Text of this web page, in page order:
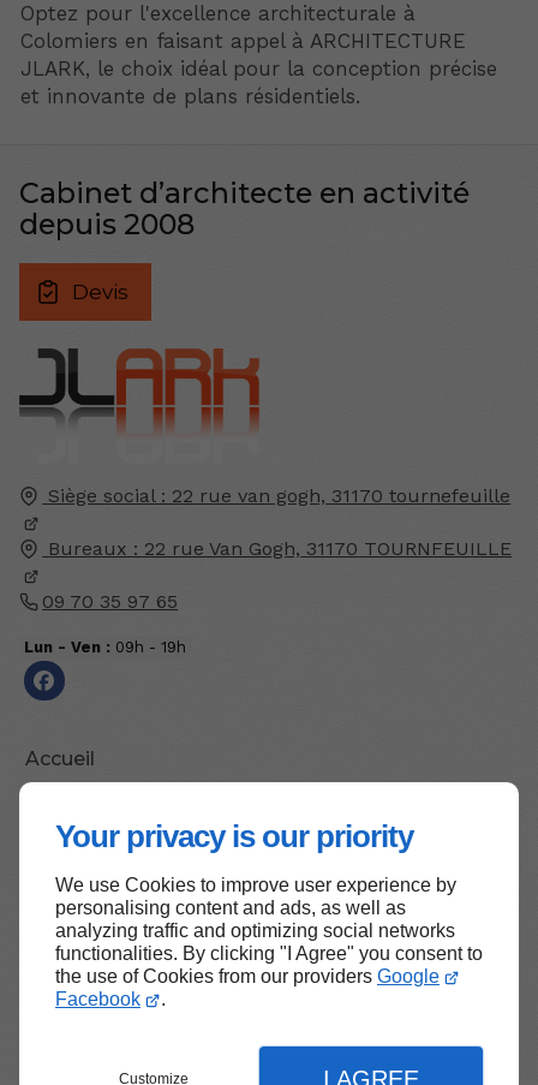
Your privacy is our priority
We use Cookies to improve user experience by
personalising content and ads, as well as
analyzing traffic and optimizing social networks
functionalities. By clicking "I Agree" you consent to
the use of Cookies from our providers Google
Facebook
.
Customize I AGREE
Optez pour l'excellence architecturale à
Colomiers en faisant appel à ARCHITECTURE
JLARK, le choix idéal pour la conception précise
et innovante de plans résidentiels.
Siège social : 22 rue van gogh, 31170 tournefeuille
Bureaux : 22 rue Van Gogh, 31170 TOURNFEUILLE
09 70 35 97 65
Lun - Ven : 09h - 19h
Accueil
Mentions légales
Plan du site
Cabinet d’architecte en activité
depuis 2008
Devis
Haut de page